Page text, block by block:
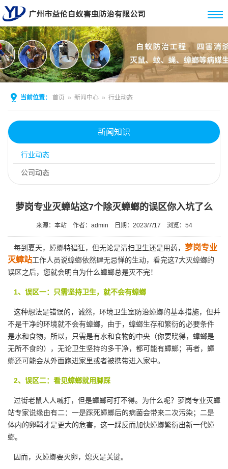
当前位置： 首页 » 新闻中心 » 行业动态
新闻知识
行业动态
公司动态
萝岗专业灭蟑站这7个除灭蟑螂的误区你入坑了么
来源：本站 作者：admin 日期：2023/7/17 浏览： 54
每到夏天，蟑螂特猖狂，但无论是清扫卫生还是用药， 萝岗专业
灭蟑站工作人员说蟑螂依然肆无忌惮的生动，看完这7大灭蟑螂的
误区之后，您就会明白为什么蟑螂总是灭不完！
1、误区一：只需坚持卫生，就不会有蟑螂
这种想法是错误的，诚然，环境卫生室防治蟑螂的基本措施，但并
不是干净的环境就不会有蟑螂，由于，蟑螂生存和繁衍的必要条件
是水和食物，所以，只需是有水和食物的中央（你要晓得，蟑螂是
无所不食的），无论卫生坚持的多干净，都可能有蟑螂；再者，蟑
螂还可能会从外面跑进家里或者被携带进入家中。
2、误区二：看见蟑螂就用脚踩
过街老鼠人人喊打，但是蟑螂可打不得。为什么呢？萝岗专业灭蟑
站专家说缘由有二：一是踩死蟑螂后的病菌会带来二次污染；二是
体内的卵鞘才是更大的危害，这一踩反而加快蟑螂繁衍出新一代蟑
螂。
因而，灭蟑螂要灭卵，熄灭是关键。